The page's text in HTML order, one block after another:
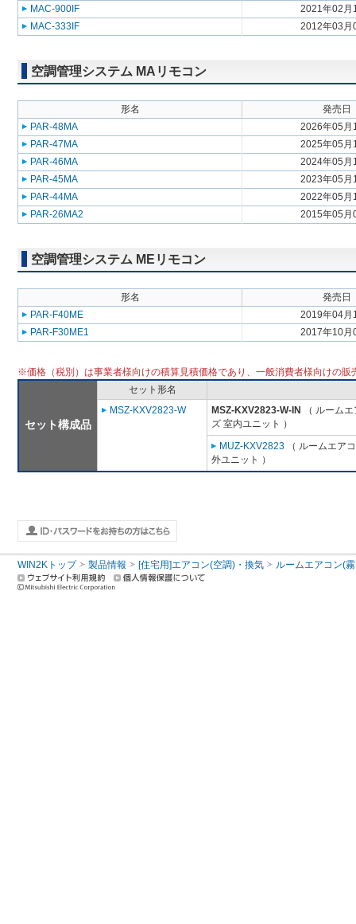
MAC-900IF
2021年02月
MAC-333IF
2012年03月
空調管理システム MAリモコン
形名
発売日
PAR-48MA
2026年05月
PAR-47MA
2025年05月
PAR-46MA
2024年05月
PAR-45MA
2023年05月
PAR-44MA
2022年05月
PAR-26MA2
2015年05月
空調管理システム MEリモコン
形名
発売日
PAR-F40ME
2019年04月
PAR-F30ME1
2017年10月
※価格（税別）は事業者様向けの積算見積価格であり、一般消費者様向けの販
セット構成品
セット形名
MSZ-KXV2823-W
MSZ-KXV2823-W-IN
（ ルーム
ズ 室内ユニット ）
MUZ-KXV2823 （ ルームエア
外ユニット ）
WIN2Kトップ 製品情報 [住宅用]エアコン(空調)・換気 ルームエアコン(